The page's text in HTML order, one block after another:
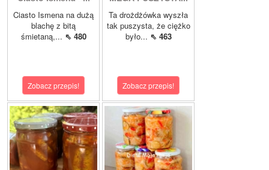
Ciasto Ismena na dużą
blachę z bitą
śmietaną,... ⇖ 480
Zobacz przepis!
Ta drożdżówka wyszła
tak puszysta, że ciężko
było... ⇖ 463
Zobacz przepis!